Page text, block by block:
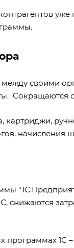
своими
начисления
снижаются
1С